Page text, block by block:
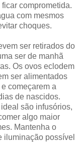
comprometida.
com mesmos
choques.
ser retirados do
ser de manhã
Os ovos eclodem
ser alimentados
começarem a
de nascidos.
são infusórios,
algo maior
Mantenha o
iluminação possível